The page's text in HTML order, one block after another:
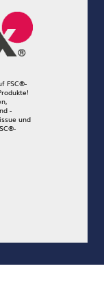
FSC®-
-
und